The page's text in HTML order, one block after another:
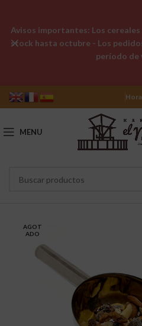
MENU
AGOT
ADO
Avisos importantes: Los
stock hasta octubre - Los
período de